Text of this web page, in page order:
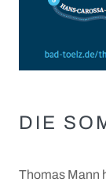
Krippen
Der Bulle
Gastronomie
Für
DIE
Thomas Mann